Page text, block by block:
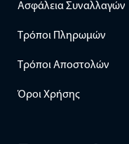
Ασφάλεια Συναλλαγών
Τρόποι Πληρωμών
Τρόποι Αποστολών
Όροι Χρήσης